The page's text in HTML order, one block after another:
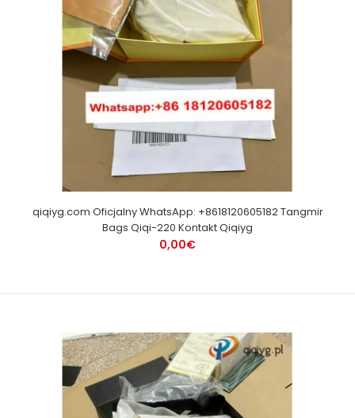
qiqiyg.com Oficjalny WhatsApp: +8618120605182 Tangmir
Bags Qiqi-220 Kontakt Qiqiyg
0,00€